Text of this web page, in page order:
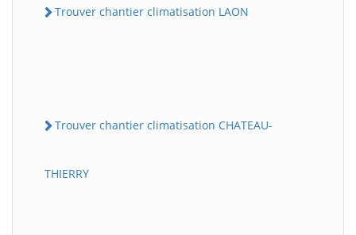
Trouver chantier climatisation LAON
Trouver chantier climatisation CHATEAU-
THIERRY